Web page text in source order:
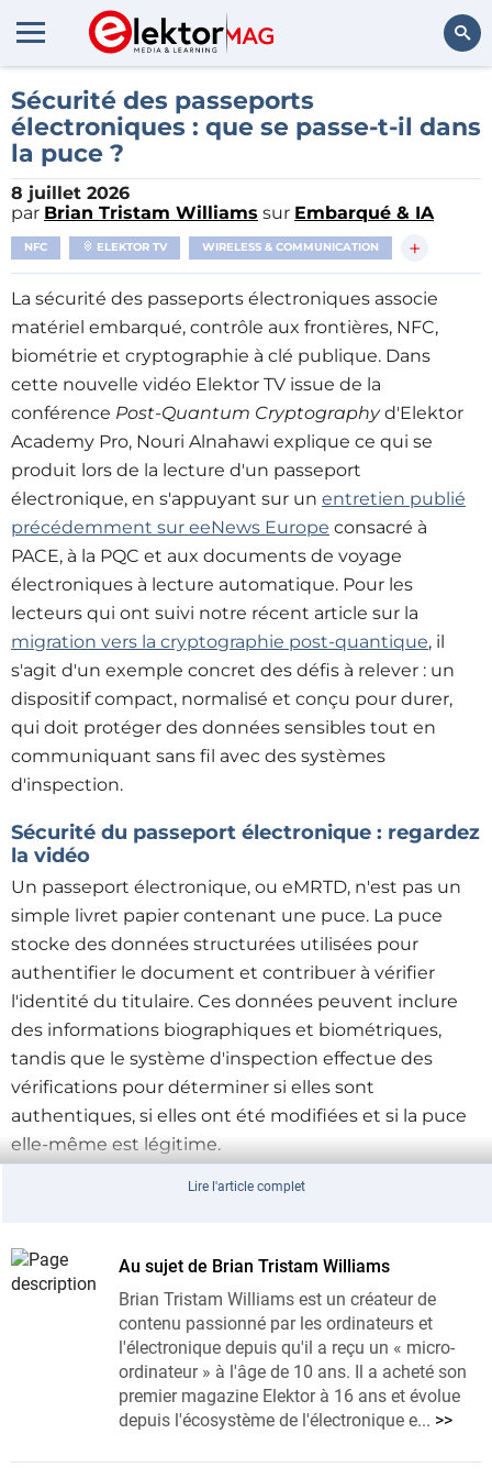
Sécurité des passeports
électroniques : que se passe-t-il dans
la puce ?
8 juillet 2026
par Brian Tristam Williams sur Embarqué & IA
NFC ELEKTOR TV WIRELESS & COMMUNICATION +
La sécurité des passeports électroniques associe
matériel embarqué, contrôle aux frontières, NFC,
biométrie et cryptographie à clé publique. Dans
cette nouvelle vidéo Elektor TV issue de la
conférence Post-Quantum Cryptographyd'Elektor
Academy Pro, Nouri Alnahawi explique ce qui se
produit lors de la lecture d'un passeport
électronique, en s'appuyant sur un entretien publié
précédemment sur eeNews Europe consacré à
PACE, à la PQC et aux documents de voyage
électroniques à lecture automatique. Pour les
lecteurs qui ont suivi notre récent article sur la
migration vers la cryptographie post-quantique, il
s'agit d'un exemple concret des défis à relever : un
dispositif compact, normalisé et conçu pour durer,
qui doit protéger des données sensibles tout en
communiquant sans fil avec des systèmes
d'inspection.
Sécurité du passeport électronique : regardez
la vidéo
Un passeport électronique, ou eMRTD, n'est pas un
simple livret papier contenant une puce. La puce
stocke des données structurées utilisées pour
authentifier le document et contribuer à vérifier
l'identité du titulaire. Ces données peuvent inclure
des informations biographiques et biométriques,
tandis que le système d'inspection effectue des
vérifications pour déterminer si elles sont
authentiques, si elles ont été modifiées et si la puce
elle-même est légitime.
Lire l'article complet
Au sujet de Brian Tristam Williams
Brian Tristam Williams est un créateur de
contenu passionné par les ordinateurs et
l'électronique depuis qu'il a reçu un « micro-
ordinateur » à l'âge de 10 ans. Il a acheté son
premier magazine Elektor à 16 ans et évolue
depuis l'écosystème de l'électronique e... >>